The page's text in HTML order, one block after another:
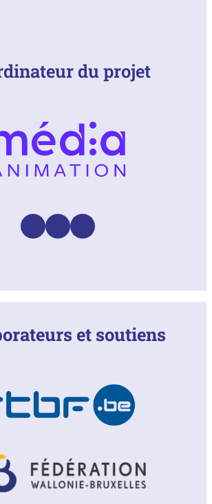
du projet
Facebook
Instagram
LinkedIn
et soutiens